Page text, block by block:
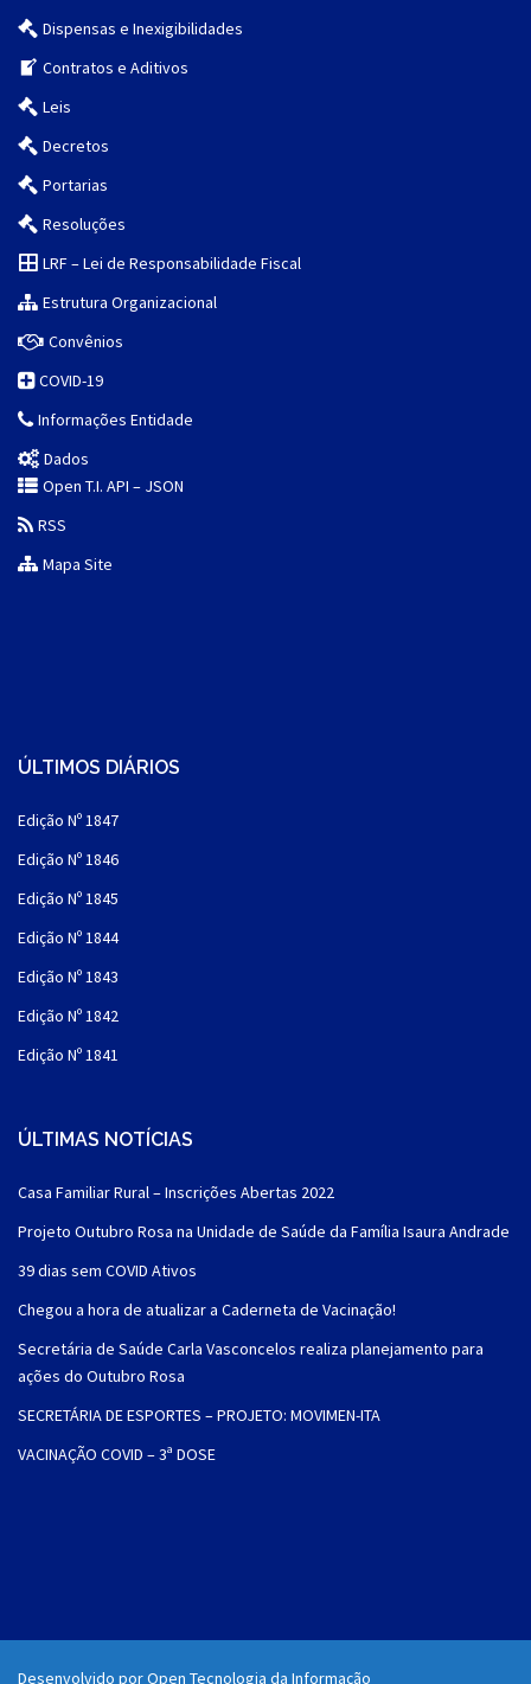
Dispensas e Inexigibilidades
Contratos e Aditivos
Leis
Decretos
Portarias
Resoluções
LRF – Lei de Responsabilidade Fiscal
Estrutura Organizacional
Convênios
COVID-19
Informações Entidade
Dados
Open T.I. API – JSON
RSS
Mapa Site
ÚLTIMOS DIÁRIOS
Edição Nº 1847
Edição Nº 1846
Edição Nº 1845
Edição Nº 1844
Edição Nº 1843
Edição Nº 1842
Edição Nº 1841
ÚLTIMAS NOTÍCIAS
Casa Familiar Rural – Inscrições Abertas 2022
Projeto Outubro Rosa na Unidade de Saúde da Família Isaura Andrade
39 dias sem COVID Ativos
Chegou a hora de atualizar a Caderneta de Vacinação!
Secretária de Saúde Carla Vasconcelos realiza planejamento para
ações do Outubro Rosa
SECRETÁRIA DE ESPORTES – PROJETO: MOVIMEN-ITA
VACINAÇÃO COVID – 3ª DOSE
Desenvolvido por Open Tecnologia da Informação